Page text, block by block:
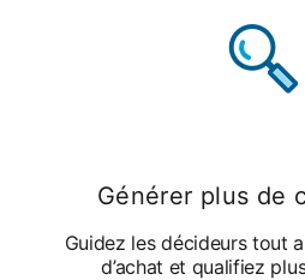
Générer plus de
Guidez les décideurs tout
d’achat et qualifiez